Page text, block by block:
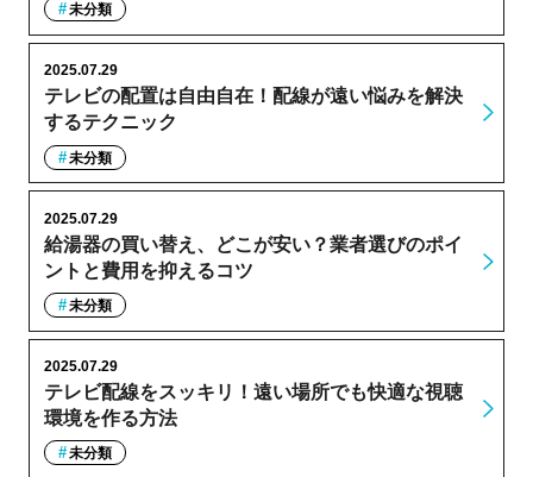
未分類
テレビの配置は自由自在！配線が遠い悩みを解決
するテクニック
2025.07.29
未分類
給湯器の買い替え、どこが安い？業者選びのポイ
ントと費用を抑えるコツ
2025.07.29
未分類
テレビ配線をスッキリ！遠い場所でも快適な視聴
環境を作る方法
2025.07.29
未分類